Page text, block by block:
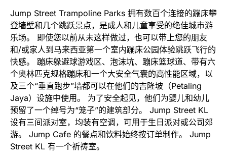
Jump Street Trampoline Parks 拥有数百个连接的蹦床攀
登墙壁和几个跳跃景点，是成人和儿童享受的绝佳城市游
乐场。 即使您以前从未这样做过，也可以带上您的朋友
和/或家人到马来西亚第一个室内蹦床公园体验跳跃飞行的
快感。 蹦床躲避球游戏区、泡沫坑、蹦床篮球道、带有六
个奥林匹克规格蹦床和一个大安全气囊的高性能区域，以
及三个“垂直跑步”墙都可以在他们的吉隆坡（Petaling
Jaya）设施中使用。 为了安全起见，他们为婴儿和幼儿
预留了一个绰号为“笼子”的建筑部分。 Jump Street KL
设有三间派对室，均装有空调，可用于生日派对或公司郊
游。 Jump Cafe 的餐点和饮料始终按订单制作。 Jump
Street KL 有一个祈祷室。